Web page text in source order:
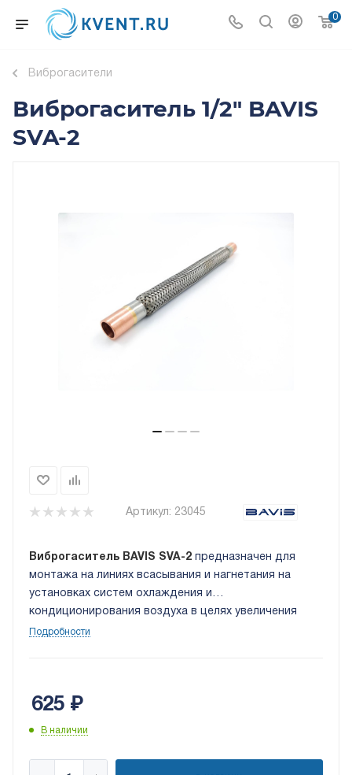
0
Виброгасители
Виброгаситель 1/2" BAVIS
SVA-2
Артикул: 23045
Виброгаситель BAVIS SVA-2 предназначен для
монтажа на линиях всасывания и нагнетания на
установках систем охлаждения и
кондиционирования воздуха в целях увеличения
гибкости и виброгасящих
Подробности
625 ₽
В наличии